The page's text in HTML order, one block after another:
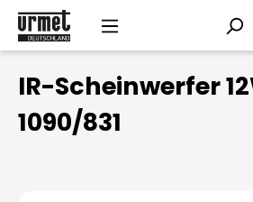
Zum Hauptinhalt springen
IR-Scheinwerfer
1090/831